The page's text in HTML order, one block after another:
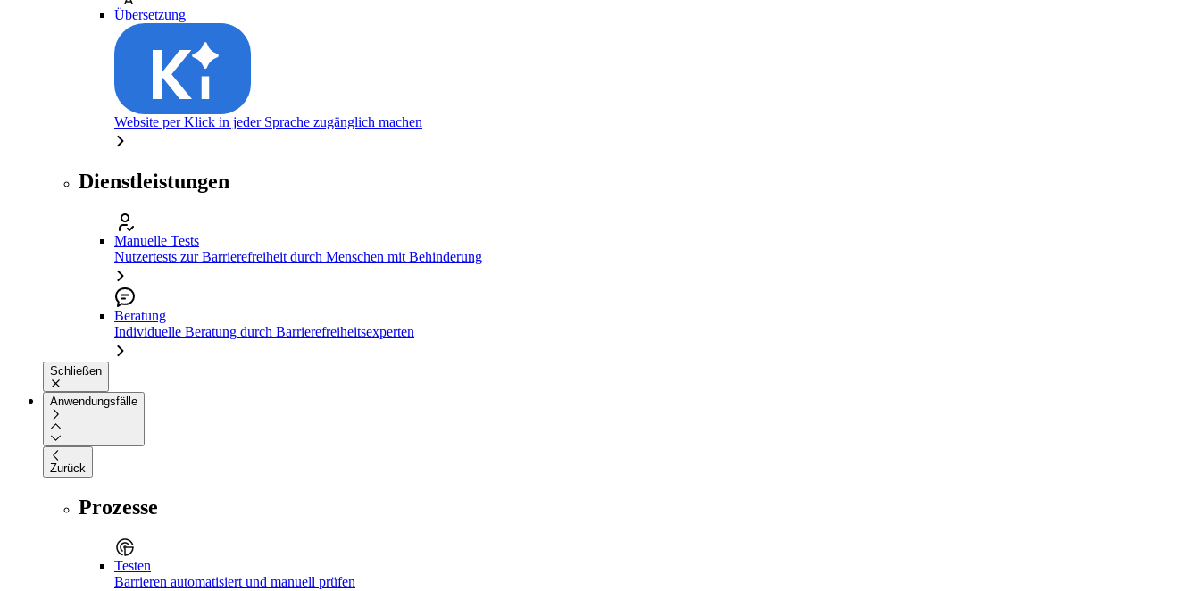
Übersetzung
Website per Klick in jeder Sprache zugänglich machen
Dienstleistungen
Manuelle Tests
Nutzertests zur Barrierefreiheit durch Menschen mit Behinderung
Beratung
Individuelle Beratung durch Barrierefreiheitsexperten
Schließen
Anwendungsfälle
Zurück
Prozesse
Testen
Barrieren automatisiert und manuell prüfen